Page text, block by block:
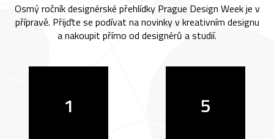
Osmý ročník designérské přehlídky Prague Design Week je v
přípravě. Přijďte se podívat na novinky v kreativním designu
a nakoupit přímo od designérů a studií.
1 5